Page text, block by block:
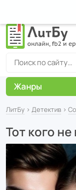
ЛитБу › Детектив ›
Тот кого
Жанры